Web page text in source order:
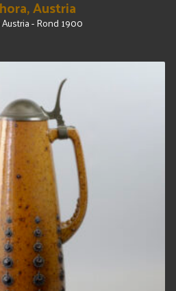
Austria
- Rond 1900